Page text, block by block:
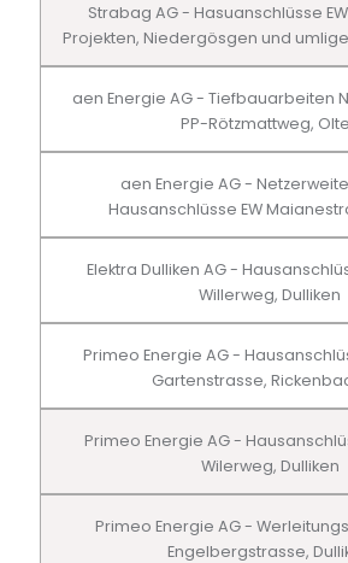
Strabag AG - Hasuanschlüsse EW
Projekten, Niedergösgen und
aen Energie AG - Tiefbauarbeiten
PP-Rötzmattweg,
aen Energie AG -
Hausanschlüsse EW
Elektra Dulliken AG -
Willerweg, Dulliken
Primeo Energie AG -
Gartenstrasse,
Primeo Energie AG -
Wilerweg, Dulliken
Primeo Energie AG -
Engelbergstrasse,